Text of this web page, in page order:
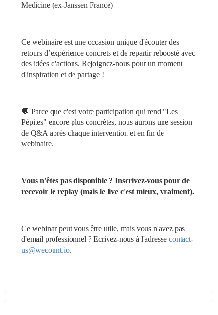
Medicine (ex-Janssen France)
Ce webinaire est une occasion unique d'écouter des
retours d’expérience concrets et de repartir reboosté avec
des idées d'actions. Rejoignez-nous pour un moment
d'inspiration et de partage !
💬 Parce que c'est votre participation qui rend "Les
Pépites" encore plus concrètes, nous aurons une session
de Q&A après chaque intervention et en fin de
webinaire.
Vous n'êtes pas disponible ? Inscrivez-vous pour de
recevoir le replay (mais le live c'est mieux, vraiment).
Ce webinar peut vous être utile, mais vous n'avez pas
d'email professionnel ? Ecrivez-nous à l'adresse contact-
us@wecount.io.